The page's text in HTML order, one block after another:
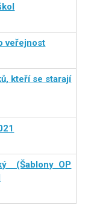
veřejnost
kteří se starají
(Šablony OP